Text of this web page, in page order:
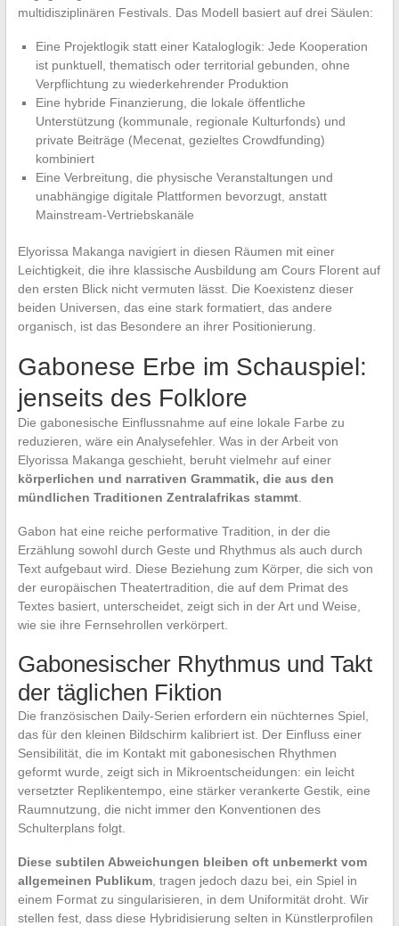
multidisziplinären Festivals. Das Modell basiert auf drei Säulen:
Eine Projektlogik statt einer Kataloglogik: Jede Kooperation
ist punktuell, thematisch oder territorial gebunden, ohne
Verpflichtung zu wiederkehrender Produktion
Eine hybride Finanzierung, die lokale öffentliche
Unterstützung (kommunale, regionale Kulturfonds) und
private Beiträge (Mecenat, gezieltes Crowdfunding)
kombiniert
Eine Verbreitung, die physische Veranstaltungen und
unabhängige digitale Plattformen bevorzugt, anstatt
Mainstream-Vertriebskanäle
Elyorissa Makanga navigiert in diesen Räumen mit einer
Leichtigkeit, die ihre klassische Ausbildung am Cours Florent auf
den ersten Blick nicht vermuten lässt. Die Koexistenz dieser
beiden Universen, das eine stark formatiert, das andere
organisch, ist das Besondere an ihrer Positionierung.
Gabonese Erbe im Schauspiel:
jenseits des Folklore
Die gabonesische Einflussnahme auf eine lokale Farbe zu
reduzieren, wäre ein Analysefehler. Was in der Arbeit von
Elyorissa Makanga geschieht, beruht vielmehr auf einer
körperlichen und narrativen Grammatik, die aus den
mündlichen Traditionen Zentralafrikas stammt.
Gabon hat eine reiche performative Tradition, in der die
Erzählung sowohl durch Geste und Rhythmus als auch durch
Text aufgebaut wird. Diese Beziehung zum Körper, die sich von
der europäischen Theatertradition, die auf dem Primat des
Textes basiert, unterscheidet, zeigt sich in der Art und Weise,
wie sie ihre Fernsehrollen verkörpert.
Gabonesischer Rhythmus und Takt
der täglichen Fiktion
Die französischen Daily-Serien erfordern ein nüchternes Spiel,
das für den kleinen Bildschirm kalibriert ist. Der Einfluss einer
Sensibilität, die im Kontakt mit gabonesischen Rhythmen
geformt wurde, zeigt sich in Mikroentscheidungen: ein leicht
versetzter Replikentempo, eine stärker verankerte Gestik, eine
Raumnutzung, die nicht immer den Konventionen des
Schulterplans folgt.
Diese subtilen Abweichungen bleiben oft unbemerkt vom
allgemeinen Publikum, tragen jedoch dazu bei, ein Spiel in
einem Format zu singularisieren, in dem Uniformität droht. Wir
stellen fest, dass diese Hybridisierung selten in Künstlerprofilen